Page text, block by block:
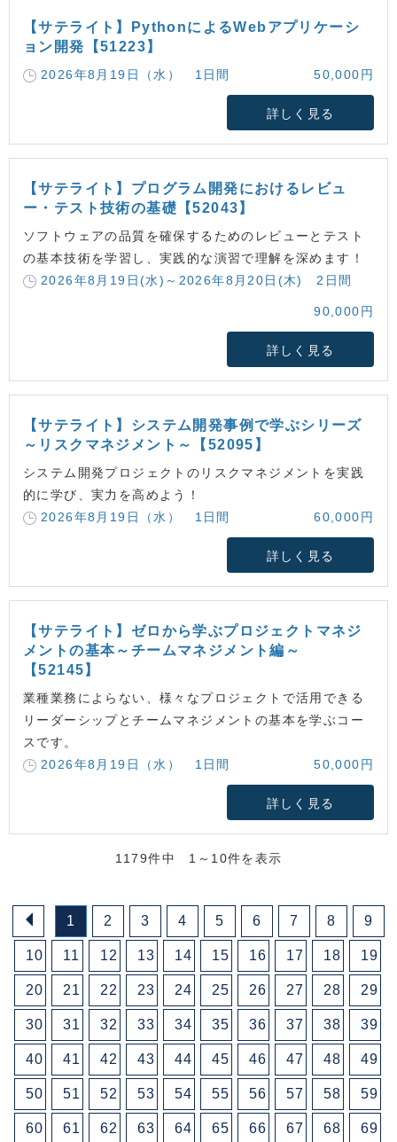
【サテライト】PythonによるWebアプリケーシ
ョン開発【51223】
2026年8月19日（水） 1日間 50,000円
詳しく見る
【サテライト】プログラム開発におけるレビュ
ー・テスト技術の基礎【52043】
ソフトウェアの品質を確保するためのレビューとテスト
の基本技術を学習し、実践的な演習で理解を深めます！
2026年8月19日(水)～2026年8月20日(木) 2日間
90,000円
詳しく見る
【サテライト】システム開発事例で学ぶシリーズ
～リスクマネジメント～【52095】
システム開発プロジェクトのリスクマネジメントを実践
的に学び、実力を高めよう！
2026年8月19日（水） 1日間
60,000円
詳しく見る
【サテライト】ゼロから学ぶプロジェクトマネジ
メントの基本～チームマネジメント編～
【52145】
業種業務によらない、様々なプロジェクトで活用できる
リーダーシップとチームマネジメントの基本を学ぶコー
スです。
2026年8月19日（水） 1日間
50,000円
詳しく見る
1179件中 1～10件を表示
1 2 3 4 5 6 7 8 9
10 11 12 13 14 15 16 17 18 19
20 21 22 23 24 25 26 27 28 29
30 31 32 33 34 35 36 37 38 39
40 41 42 43 44 45 46 47 48 49
50 51 52 53 54 55 56 57 58 59
60 61 62 63 64 65 66 67 68 69